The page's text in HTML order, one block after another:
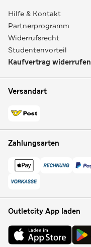
Hilfe & Kontakt
Partnerprogramm
Widerrufsrecht
Studentenvorteil
Kaufvertrag widerrufen
Versandart
Zahlungsarten
Outletcity App laden